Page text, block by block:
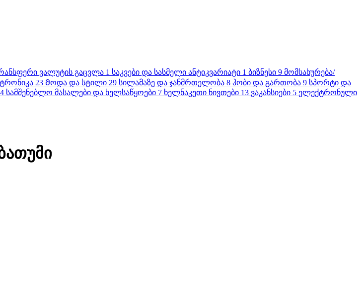
ვალუტის გაცვლა 1 საკვები და სასმელი ანტიკვარიატი 1 ბიზნესი 9 მომსახურება/
23 Მოდა და სტილი 29 სილამაზე და ჯანმრთელობა 8 ჰობი და გართობა 9 სპორტი და
4 სამშენებლო მასალები და ხელსაწყოები 7 ხელნაკეთი ნივთები 13 ვაკანსიები 5 ელექტრონული